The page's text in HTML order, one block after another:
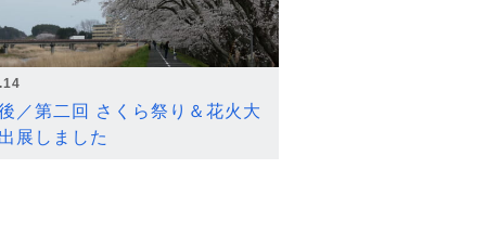
／第二回 さくら祭り＆花火大
展しました